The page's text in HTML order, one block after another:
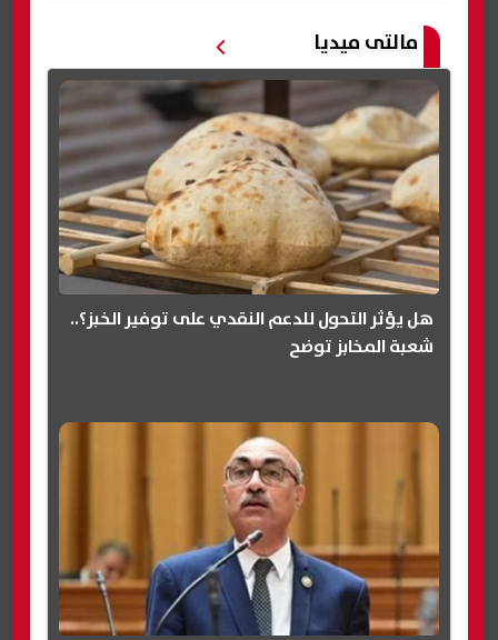
مالتى ميديا
هل يؤثر التحول للدعم النقدي على توفير الخبز؟..
شعبة المخابز توضح